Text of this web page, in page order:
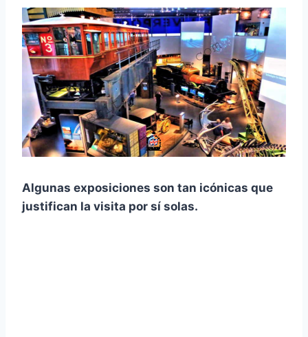
Algunas exposiciones son tan icónicas que
justifican la visita por sí solas.